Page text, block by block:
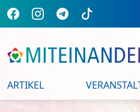
ARTIKEL